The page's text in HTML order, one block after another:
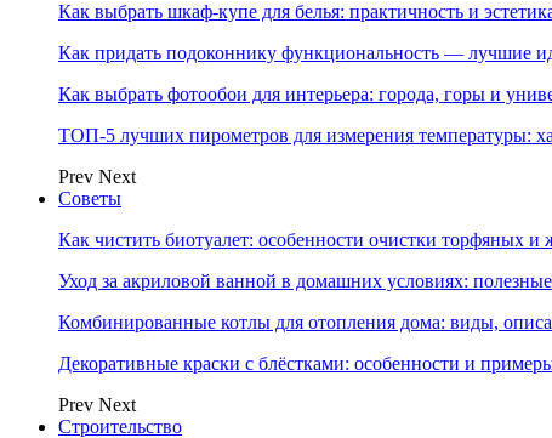
Как выбрать шкаф-купе для белья: практичность и
Как придать подоконнику функциональность — лучшие
Как выбрать фотообои для интерьера: города, горы и
ТОП-5 лучших пирометров для измерения температуры:
Prev Next
Советы
Как чистить биотуалет: особенности очистки торфяных
Уход за акриловой ванной в домашних условиях:
Комбинированные котлы для отопления дома: виды,
Декоративные краски с блёстками: особенности и
Prev Next
Строительство